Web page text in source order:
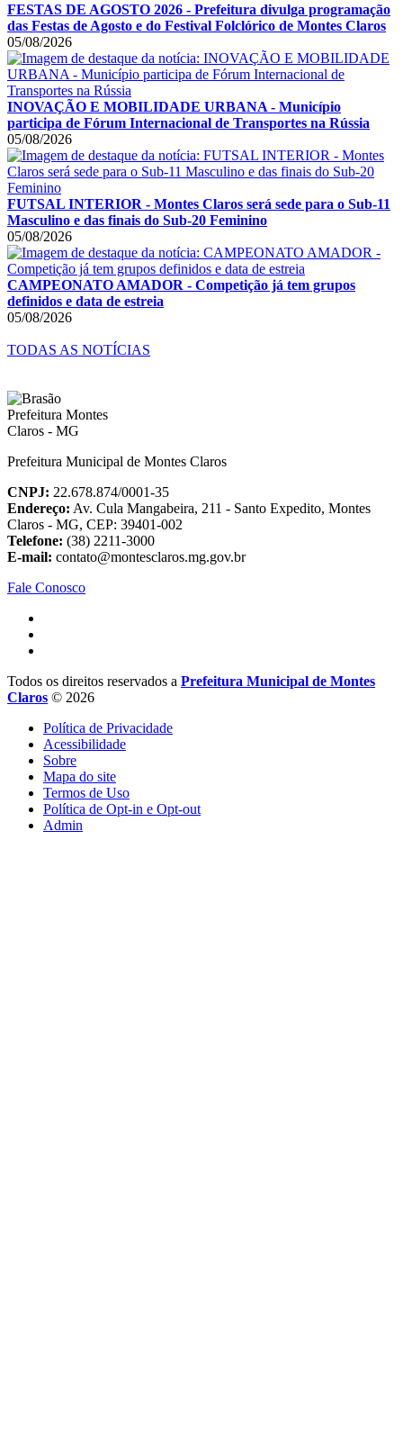
FESTAS DE AGOSTO 2026 - Prefeitura divulga programação
das Festas de Agosto e do Festival Folclórico de Montes Claros
05/08/2026
INOVAÇÃO E MOBILIDADE URBANA - Município
participa de Fórum Internacional de Transportes na Rússia
05/08/2026
FUTSAL INTERIOR - Montes Claros será sede para o Sub-11
Masculino e das finais do Sub-20 Feminino
05/08/2026
CAMPEONATO AMADOR - Competição já tem grupos
definidos e data de estreia
05/08/2026
TODAS AS NOTÍCIAS
Prefeitura Municipal de Montes Claros
CNPJ: 22.678.874/0001-35
Endereço: Av. Cula Mangabeira, 211 - Santo Expedito, Montes
Claros - MG, CEP: 39401-002
Telefone: (38) 2211-3000
E-mail: contato@montesclaros.mg.gov.br
Fale Conosco
Todos os direitos reservados a Prefeitura Municipal de Montes
Claros © 2026
Política de Privacidade
Acessibilidade
Sobre
Mapa do site
Termos de Uso
Política de Opt-in e Opt-out
Admin